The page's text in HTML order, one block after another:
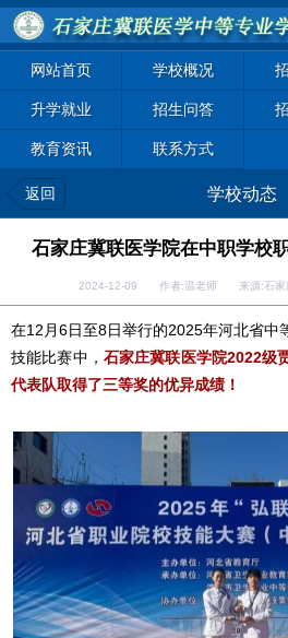
网站首页 学校概况
升学就业 招生问答
教育资讯 联系方式
返回 学校动态
石家庄冀联医学院在中职学校
2024-12-09 作者:温老师 来源:石家庄
在12月6日至8日举行的2025年河北省中
技能比赛中， 石家庄冀联医学院2022级
代表队取得了三等奖的优异成绩！